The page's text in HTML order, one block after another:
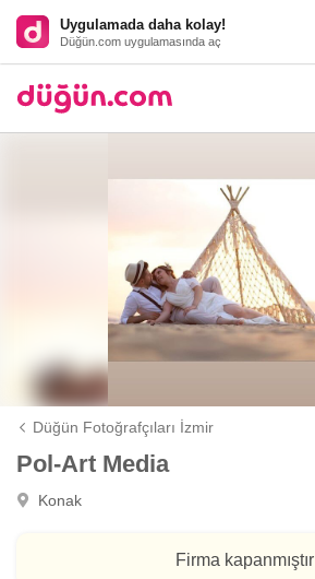
Uygulamada daha kolay!
Düğün.com uygulamasında aç
Düğün Fotoğrafçıları İzmir
Pol-Art Media
Konak
Firma kapanmıştır